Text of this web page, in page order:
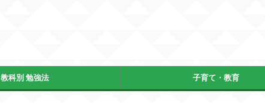
教科別 勉強法 子育て・教育